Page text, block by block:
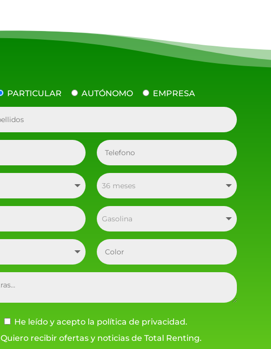
PARTICULAR AUTÓNOMO EMPRESA
He leído y acepto la política de privacidad.
Quiero recibir ofertas y noticias de Total Renting.